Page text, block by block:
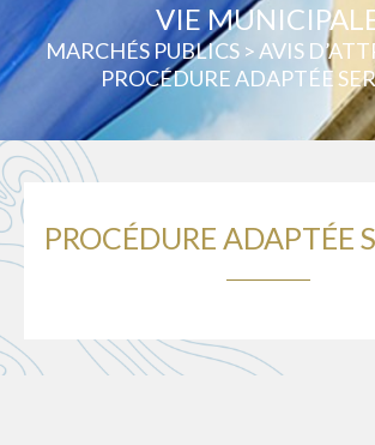
VIE
MARCHÉS PUBLICS > AVIS
PROCÉDURE ADAPTÉE
PROCÉDURE ADAPTÉE